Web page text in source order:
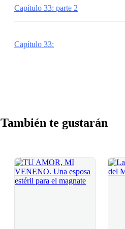
Capítulo 33: parte 2
Capítulo 33:
También te gustarán